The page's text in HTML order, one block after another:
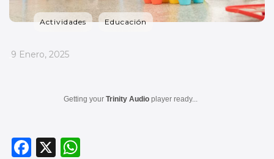
Actividades Educación
_
9 Enero, 2025
Getting your Trinity Audio player ready...
F
X